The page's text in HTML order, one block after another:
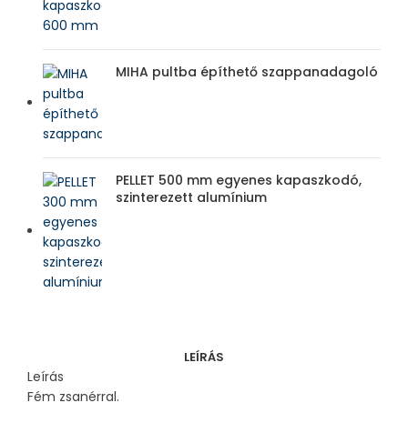
MIHA pultba építhető szappanadagoló
PELLET 500 mm egyenes kapaszkodó,
szinterezett alumínium
LEÍRÁS
Leírás
Fém zsanérral.